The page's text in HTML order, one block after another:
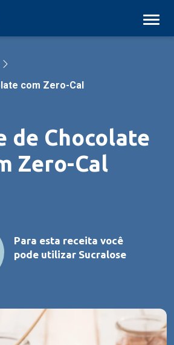
com Zero-Cal
de Chocolate
Zero-Cal
Para esta receita você
pode utilizar Sucralose